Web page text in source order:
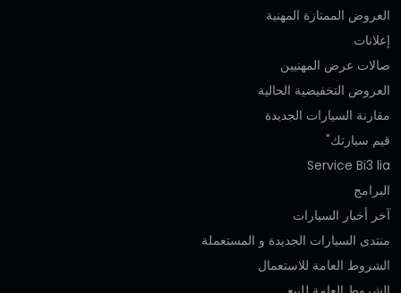
العروض الممتازة المهنية‎
إعلانات
صالات عرض المهنيين
العروض التخفيضية الحالية
مقارنة السيارات الجديدة
قيم سيارتك"
Service Bi3 lia
البرامج
آخر أخبار السيارات
منتدى السيارات الجديدة و المستعملة
الشروط العامة للاستعمال